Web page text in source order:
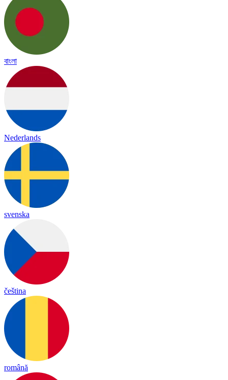
বাংলা
Nederlands
svenska
čeština
română